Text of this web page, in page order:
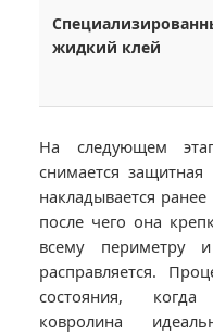
жидкий клей
На следующем
снимается
накладывается ранее
после чего она
всему периметру
расправляется.
состояния, когда
ковролина